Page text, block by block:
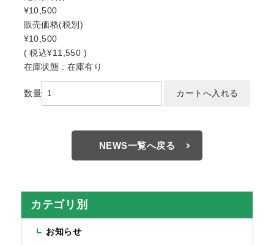
¥10,500
販売価格(税別)
¥10,500
(税込¥11,550 )
在庫状態 : 在庫有り
数量
NEWS一覧へ戻る
カテゴリ別
お知らせ